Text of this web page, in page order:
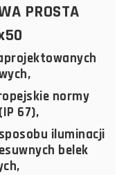
PROSTA
normy
67),
iluminacji
belek